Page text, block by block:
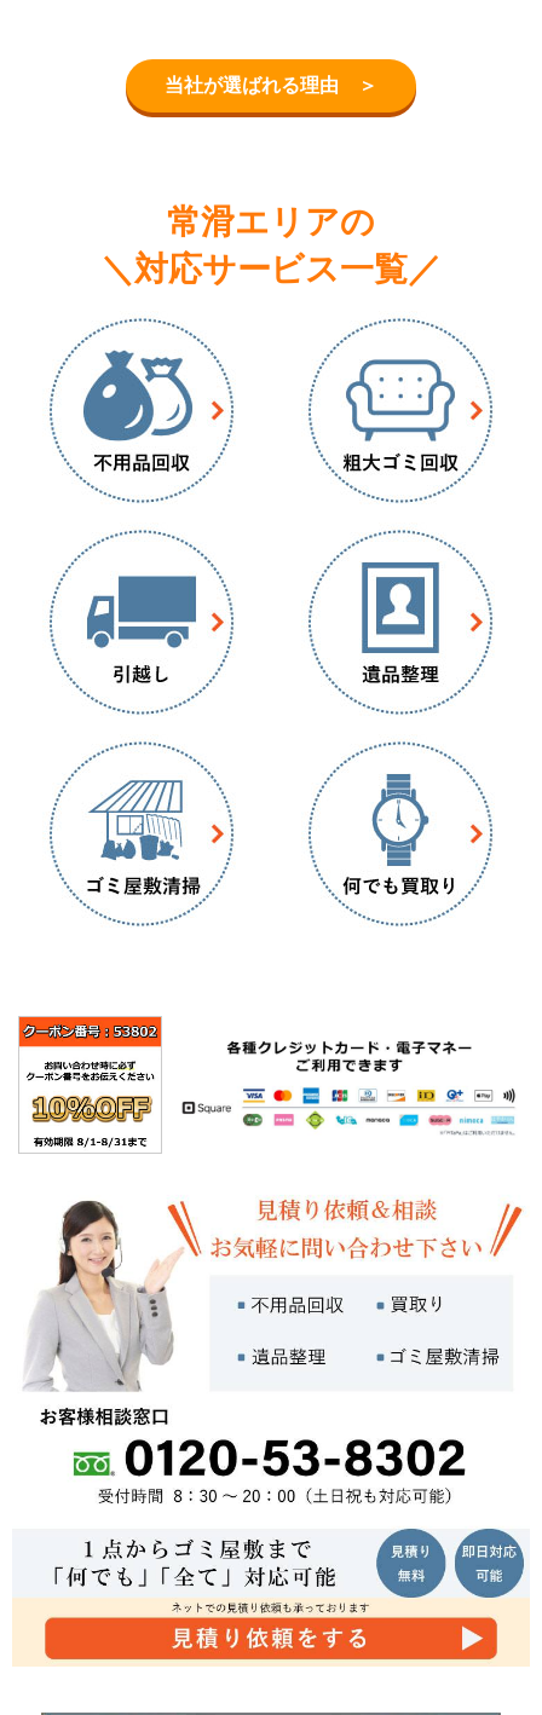
当社が選ばれる理由 ＞
常滑エリアの
＼対応サービス一覧／